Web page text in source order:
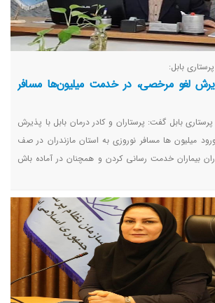
بابل:
لغو مرخصی،‌ در خدمت میلیون‌ها مسافر
بابل گفت: پرستاران و کادر درمان بابل با پذیرش
میلیون ها مسافر نوروزی به استان مازندران در صف
بیماران خدمت رسانی کردن و همچنان در آماده باش